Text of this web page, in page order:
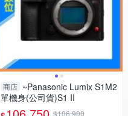
商店 ~Panasonic Lumix S1M2
單機身(公司貨)S1 II
$106,900